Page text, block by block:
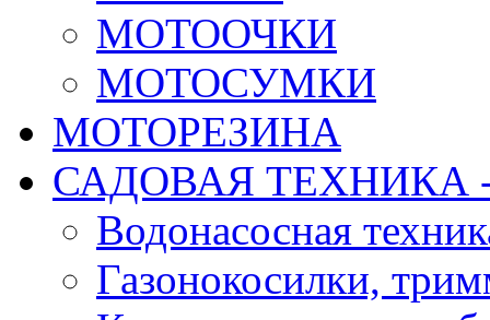
МОТООЧКИ
МОТОСУМКИ
МОТОРЕЗИНА
САДОВАЯ ТЕХНИКА
Водонасосная
Газонокосилки,